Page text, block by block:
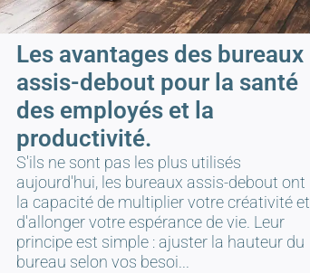
Les avantages des bureaux
assis-debout pour la santé
des employés et la
productivité.
S'ils ne sont pas les plus utilisés
aujourd'hui, les bureaux assis-debout ont
la capacité de multiplier votre créativité et
d'allonger votre espérance de vie. Leur
principe est simple : ajuster la hauteur du
bureau selon vos besoi...